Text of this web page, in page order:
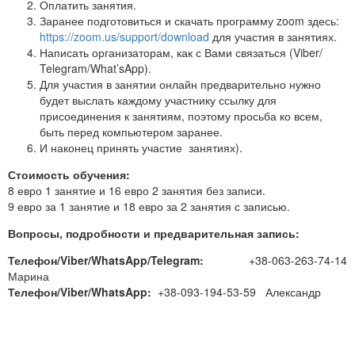
Оплатить занятия.
Заранее подготовиться и скачать программу zoom здесь:
https://zoom.us/support/download для участия в занятиях.
Написать организаторам, как с Вами связаться (Viber/
Telegram/What’sApp).
Для участия в занятии онлайн предварительно нужно
будет выслать каждому участнику ссылку для
присоединения к занятиям, поэтому просьба ко всем,
быть перед компьютером заранее.
И наконец принять участие занятиях).
Стоимость обучения:
8 евро 1 занятие и 16 евро 2 занятия без записи.
9 евро за 1 занятие и 18 евро за 2 занятия с записью.
Вопросы, подробности и предварительная запись:
Телефон/Viber/WhatsApp/Telegram: +38-063-263-74-14
Марина
Телефон/Viber/WhatsApp: +38-093-194-53-59 Александр